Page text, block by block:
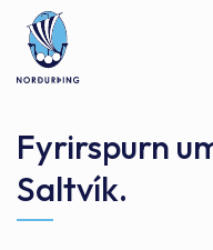
Leita
Fyrirspurn
Saltvík.